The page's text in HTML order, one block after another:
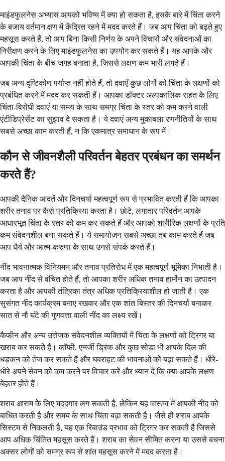
माइंडफुलनेस अभ्यास आपको भविष्य में क्या हो सकता है, इसके बारे में चिंता करने
के बजाय वर्तमान क्षण में केंद्रित रहने में मदद करते हैं। जब आप चिंता को बढ़ते हुए
महसूस करते हैं, तो आप बिना किसी निर्णय के अपने विचारों और संवेदनाओं का
निरीक्षण करने के लिए माइंडफुलनेस का उपयोग कर सकते हैं। यह आपके और
आपकी चिंता के बीच जगह बनाता है, जिससे लक्षण कम भारी लगते हैं।
जब अन्य दृष्टिकोण पर्याप्त नहीं होते हैं, तो दवाएँ कुछ लोगों को चिंता के लक्षणों को
प्रबंधित करने में मदद कर सकती हैं। आपका डॉक्टर अल्पकालिक राहत के लिए
चिंता-विरोधी दवाएं या समय के साथ समग्र चिंता के स्तर को कम करने वाली
एंटीडिप्रेसेंट का सुझाव दे सकता है। ये दवाएं अन्य मुकाबला रणनीतियों के साथ
सबसे अच्छा काम करती हैं, न कि एकमात्र समाधान के रूप में।
कौन से जीवनशैली परिवर्तन बेहतर प्रबंधन का समर्थन
करते हैं?
आपकी दैनिक आदतें और दिनचर्या महत्वपूर्ण रूप से प्रभावित करती हैं कि आपका
शरीर तनाव पर कैसे प्रतिक्रिया करता है। छोटे, लगातार परिवर्तन आपके
आधारभूत चिंता के स्तर को कम कर सकते हैं और आपको शारीरिक लक्षणों के प्रति
कम संवेदनशील बना सकते हैं। ये समायोजन सबसे अच्छा तब काम करते हैं जब
आप धैर्य और आत्म-करुणा के साथ उनसे संपर्क करते हैं।
नींद भावनात्मक विनियमन और तनाव प्रतिरोध में एक महत्वपूर्ण भूमिका निभाती है।
जब आप नींद से वंचित होते हैं, तो आपका शरीर अधिक तनाव हार्मोन का उत्पादन
करता है और आपकी तंत्रिका तंत्र अधिक प्रतिक्रियाशील हो जाती है। एक
सुसंगत नींद कार्यक्रम बनाए रखकर और एक शांत बिस्तर की दिनचर्या बनाकर
सात से नौ घंटे की गुणवत्ता वाली नींद का लक्ष्य रखें।
कैफीन और अन्य उत्तेजक संवेदनशील व्यक्तियों में चिंता के लक्षणों को ट्रिगर या
खराब कर सकते हैं। कॉफी, एनर्जी ड्रिंक और कुछ सोडा भी आपके दिल की
धड़कन को तेज कर सकते हैं और घबराहट की भावनाओं को बढ़ा सकते हैं। धीरे-
धीरे अपने सेवन को कम करने पर विचार करें और ध्यान दें कि क्या आपके लक्षण
बेहतर होते हैं।
शराब आराम के लिए मददगार लग सकती है, लेकिन यह वास्तव में आपकी नींद को
बाधित करती है और समय के साथ चिंता बढ़ा सकती है। जैसे ही शराब आपके
सिस्टम से निकलती है, यह एक रिबाउंड प्रभाव को ट्रिगर कर सकती है जिससे
आप अधिक चिंतित महसूस करते हैं। शराब का सेवन सीमित करना या उससे बचना
अक्सर लोगों को समग्र रूप से शांत महसूस करने में मदद करता है।